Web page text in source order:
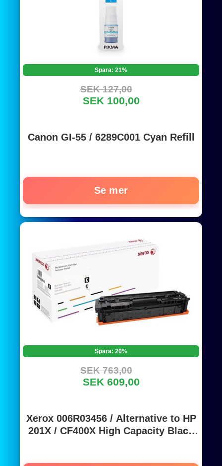
Spara: 21%
SEK 127,00
SEK 100,00
Canon GI-55 / 6289C001 Cyan Refill
Se mer
Spara: 20%
SEK 763,00
SEK 609,00
Xerox 006R03456 / Alternative to HP
201X / CF400X High Capacity Black